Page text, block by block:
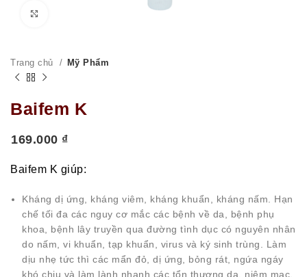
Trang chủ Mỹ Phẩm
Baifem K
169.000 ₫
Baifem K giúp:
Kháng dị ứng, kháng viêm, kháng khuẩn, kháng nấm. Hạn
chế tối đa các nguy cơ mắc các bệnh về da, bệnh phụ
khoa, bệnh lây truyền qua đường tình dục có nguyên nhân
do nấm, vi khuẩn, tạp khuẩn, virus và ký sinh trùng. Làm
dịu nhẹ tức thì các mẩn đỏ, dị ứng, bỏng rát, ngứa ngáy
khó chịu và làm lành nhanh các tổn thương da, niêm mạc.